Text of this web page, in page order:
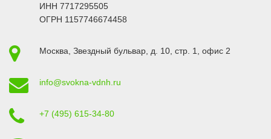
ИНН 7717295505
ОГРН 1157746674458
Москва Звездный бульвар, д. 10, стр. 1 , офис 2
info@svokna-vdnh.ru
+7 (495) 615-34-80